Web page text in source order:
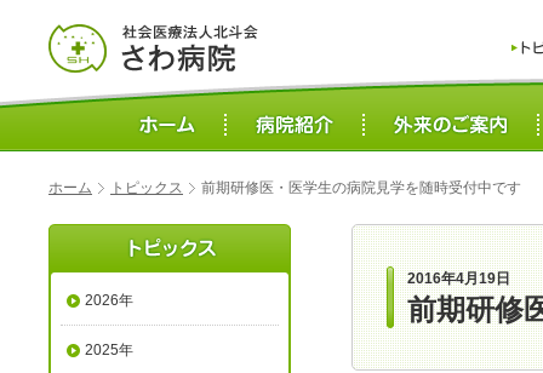
ホーム トピックス 前期研修医・医学生の病院見学を随時受付中です
2016年4月19日
前期研修
2026年
2025年